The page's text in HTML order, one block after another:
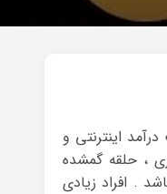
اینترنتی و
، حلقه گمشده
. افراد زیادی